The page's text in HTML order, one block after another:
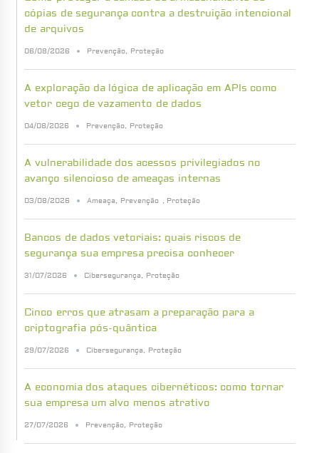
cópias de segurança contra a destruição intencional
de arquivos
06/08/2026 Prevenção, Proteção
A exploração da lógica de aplicação em APIs como
vetor cego de vazamento de dados
04/08/2026 Prevenção, Proteção
A vulnerabilidade dos acessos privilegiados no
avanço silencioso de ameaças internas
03/08/2026 Ameaça, Prevenção , Proteção
Bancos de dados vetoriais: quais riscos de
segurança sua empresa precisa conhecer
31/07/2026 Cibersegurança, Proteção
Cinco erros que atrasam a preparação para a
criptografia pós-quântica
29/07/2026 Cibersegurança, Proteção
A economia dos ataques cibernéticos: como tornar
sua empresa um alvo menos atrativo
27/07/2026 Prevenção, Proteção